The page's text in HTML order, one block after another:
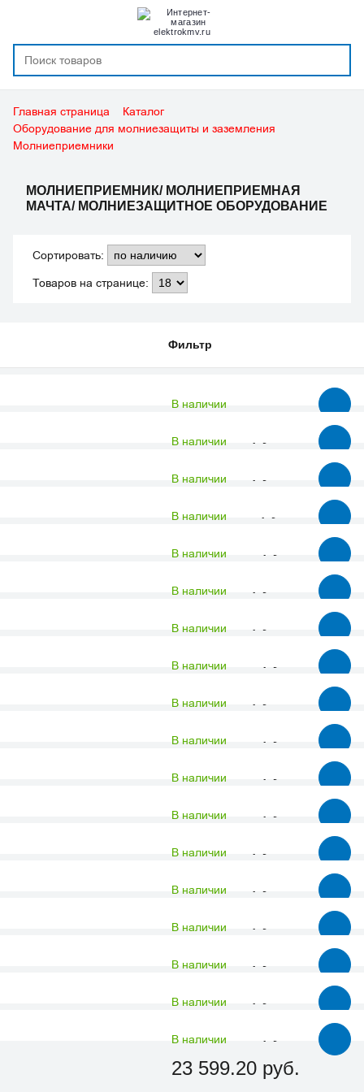
Главная страница
Каталог
Оборудование для молниезащиты и заземления
Молниеприемники
Закрыть Фильтр
МОЛНИЕПРИЕМНИК/ МОЛНИЕПРИЕМНАЯ
МАЧТА/ МОЛНИЕЗАЩИТНОЕ ОБОРУДОВАНИЕ
Сортировать:
Товаров на странице:
Фильтр
В наличии
2 021.65 руб.
В наличии
3 529.69 руб.
В наличии
13 113.23 руб.
В наличии
12 566.15 руб.
В наличии
3 738.98 руб.
В наличии
2 427.61 руб.
В наличии
44 619.45 руб.
В наличии
4 832.46 руб.
В наличии
10 330.53 руб.
В наличии
33 557.36 руб.
В наличии
37 337.18 руб.
В наличии
7 847.19 руб.
В наличии
9 242.70 руб.
В наличии
7 223.58 руб.
В наличии
8 301.21 руб.
В наличии
7 514.33 руб.
В наличии
31 460.31 руб.
В наличии
23 599.20 руб.